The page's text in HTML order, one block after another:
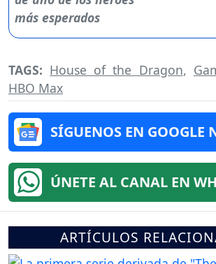
TAGS: House of the Dragon,
HBO Max
SÍGUENOS EN GOOGLE
ÚNETE AL CANAL EN
ARTÍCULOS